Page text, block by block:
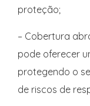
proteção;
– Cobertura
pode oferecer
protegendo o
de riscos de